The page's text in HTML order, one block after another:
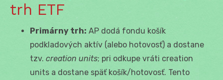
trh ETF
Primárny trh: AP dodá fondu košík
podkladových aktív (alebo hotovosť) a dostane
tzv. creation units; pri odkupe vráti creation
units a dostane späť košík/hotovosť. Tento